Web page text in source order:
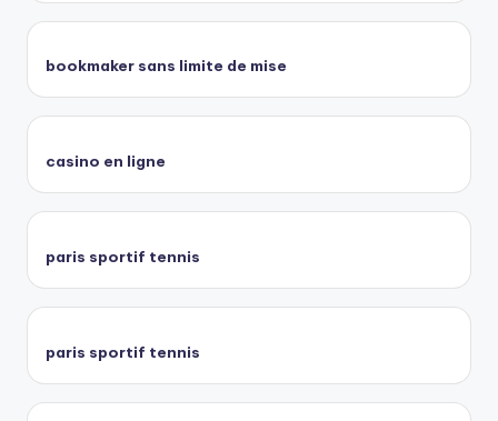
bookmaker sans limite de mise
casino en ligne
paris sportif tennis
paris sportif tennis